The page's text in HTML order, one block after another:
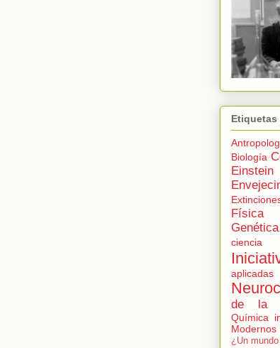
Etiquetas
Biología
Física
Genética
ciencia
aplicadas
de la
Química
Modernos
¿Un